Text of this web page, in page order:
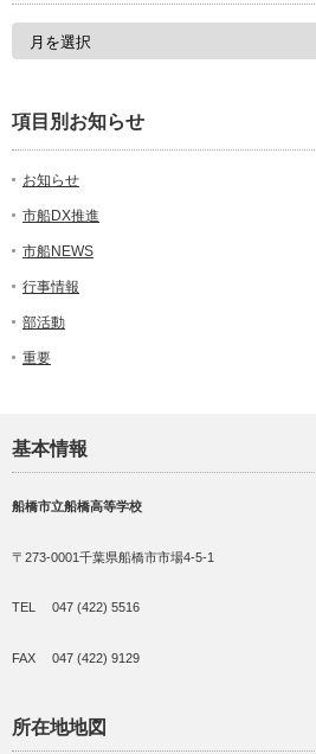
項目別お知らせ
お知らせ
市船DX推進
市船NEWS
行事情報
部活動
重要
基本情報
船橋市立船橋高等学校
〒273-0001千葉県船橋市市場4-5-1
TEL 047 (422) 5516
FAX 047 (422) 9129
所在地地図